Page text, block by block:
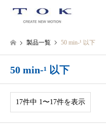
製品一覧 50 min‐¹ 以下
50 min‐¹ 以下
17件中 1〜17件を表示